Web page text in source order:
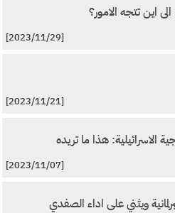
اين تتجه الامور؟
[2023/11/29]
[2023/11/21]
الاسرائيلية: هذا ما تريده
[2023/11/07]
ويثني على اداء الصفدي